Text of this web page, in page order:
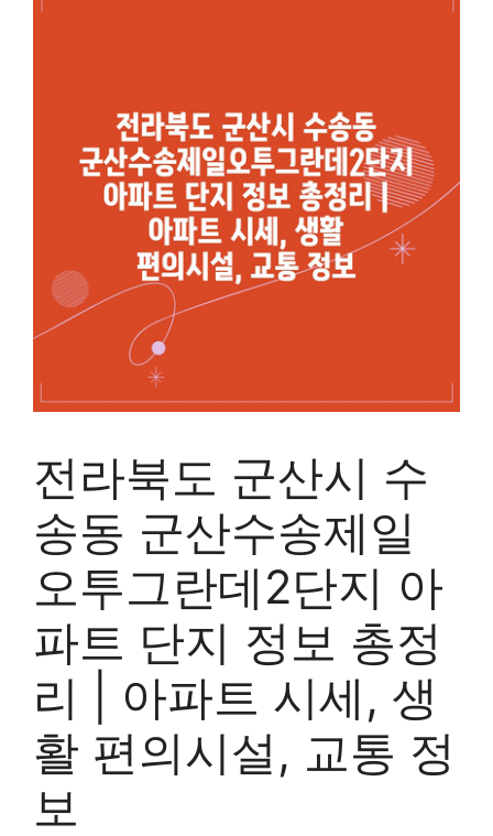
전라북도 군산시 수
송동 군산수송제일
오투그란데2단지 아
파트 단지 정보 총정
리 | 아파트 시세, 생
활 편의시설, 교통 정
보